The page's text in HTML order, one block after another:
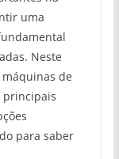
uma
Neste
de
principais
para saber